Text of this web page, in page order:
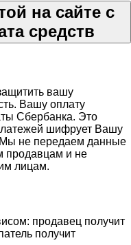
на сайте с
средств
вашу
Вашу оплату
Сбербанка. Это
шифрует Вашу
не передаем данные
продавцам и не
лицам.
продавец получит
получит